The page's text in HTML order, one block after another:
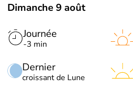
Dimanche 9 août
Journée
-3 min
Dernier
croissant de Lune